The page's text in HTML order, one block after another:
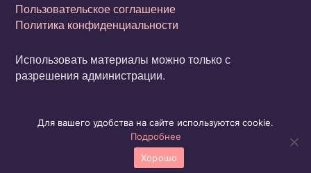
Пользовательское соглашение
Политика конфиденциальности
Использовать материалы можно только с
разрешения администрации.
© Авторские права защищены. Pinky Pink.
Для вашего удобства на сайте используются cookie.
Подробнее
Хорошо